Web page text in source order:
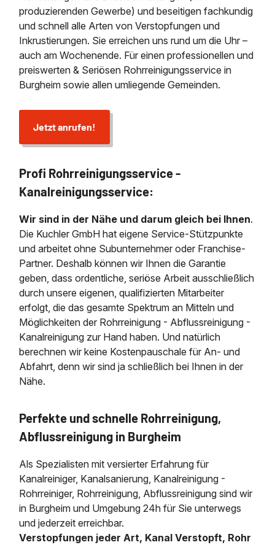
produzierenden Gewerbe) und beseitigen fachkundig
und schnell alle Arten von Verstopfungen und
Inkrustierungen. Sie erreichen uns rund um die Uhr –
auch am Wochenende. Für einen professionellen und
preiswerten & Seriösen Rohrreinigungsservice in
Burgheim sowie allen umliegende Gemeinden.
Jetzt anrufen!
Profi Rohrreinigungsservice -
Kanalreinigungsservice:
Wir sind in der Nähe und darum gleich bei Ihnen.
Die Kuchler GmbH hat eigene Service-Stützpunkte
und arbeitet ohne Subunternehmer oder Franchise-
Partner. Deshalb können wir Ihnen die Garantie
geben, dass ordentliche, seriöse Arbeit ausschließlich
durch unsere eigenen, qualifizierten Mitarbeiter
erfolgt, die das gesamte Spektrum an Mitteln und
Möglichkeiten der Rohrreinigung - Abflussreinigung -
Kanalreinigung zur Hand haben. Und natürlich
berechnen wir keine Kostenpauschale für An- und
Abfahrt, denn wir sind ja schließlich bei Ihnen in der
Nähe.
Perfekte und schnelle Rohrreinigung,
Abflussreinigung in Burgheim
Als Spezialisten mit versierter Erfahrung für
Kanalreiniger, Kanalsanierung, Kanalreinigung -
Rohrreiniger, Rohrreinigung, Abflussreinigung sind wir
in Burgheim und Umgebung 24h für Sie unterwegs
und jederzeit erreichbar.
Verstopfungen jeder Art, Kanal Verstopft, Rohr